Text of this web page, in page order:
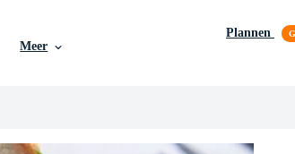
Meer
Plannen